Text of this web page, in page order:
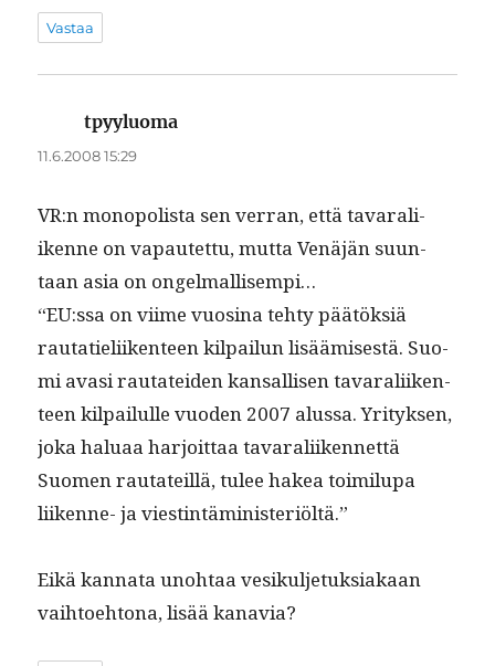
Vastaa
tpyyluoma
11.6.2008 15:29
VR:n monop­o­lista sen ver­ran, että tavar­ali­
ikenne on vapautet­tu, mut­ta Venäjän suun­
taan asia on ongelmallisempi…
“EU:ssa on viime vuosi­na tehty päätök­siä
rautatieli­iken­teen kil­pailun lisäämis­es­tä. Suo­
mi avasi rautatei­den kansal­lisen tavar­ali­iken­
teen kil­pailulle vuo­den 2007 alus­sa. Yri­tyk­sen,
joka halu­aa har­joit­taa tavar­ali­iken­net­tä
Suomen rautateil­lä, tulee hakea toim­ilu­pa
liikenne- ja viestintäministeriöltä.”
Eikä kan­na­ta uno­htaa vesikul­je­tuk­si­akaan
vai­h­toe­htona, lisää kanavia?